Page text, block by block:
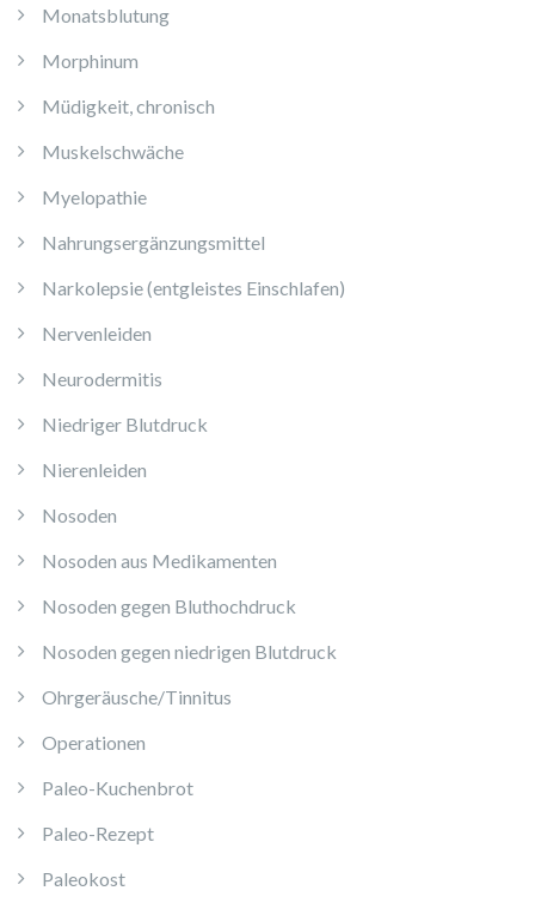
Monatsblutung
Morphinum
Müdigkeit, chronisch
Muskelschwäche
Myelopathie
Nahrungsergänzungsmittel
Narkolepsie (entgleistes Einschlafen)
Nervenleiden
Neurodermitis
Niedriger Blutdruck
Nierenleiden
Nosoden
Nosoden aus Medikamenten
Nosoden gegen Bluthochdruck
Nosoden gegen niedrigen Blutdruck
Ohrgeräusche/Tinnitus
Operationen
Paleo-Kuchenbrot
Paleo-Rezept
Paleokost